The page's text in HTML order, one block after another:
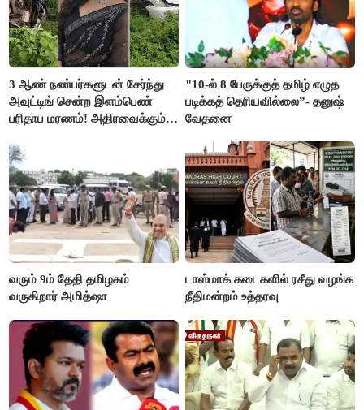
3 ஆண் நண்பர்களுடன் சேர்ந்து
அவுட்டிங் சென்ற இளம்பெண்
பரிதாப மரணம்! அதிரவைக்கும்
"10-ல் 8 பேருக்குத் தமிழ் எழுத
படிக்கத் தெரியவில்லை”- தனுஷ்
வேதனை
வரும் 9ம் தேதி தமிழகம்
வருகிறார் அமித்ஷா
டாஸ்மாக் கடைகளில் ரசீது வழங்க
நீதிமன்றம் உத்தரவு